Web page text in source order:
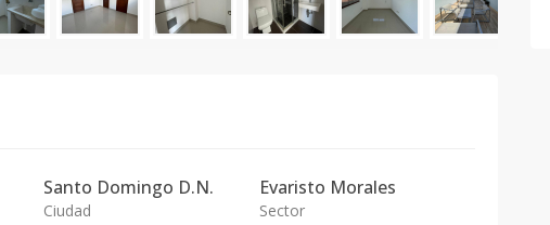
Santo Domingo D.N.
Ciudad
Evaristo Morales
Sector